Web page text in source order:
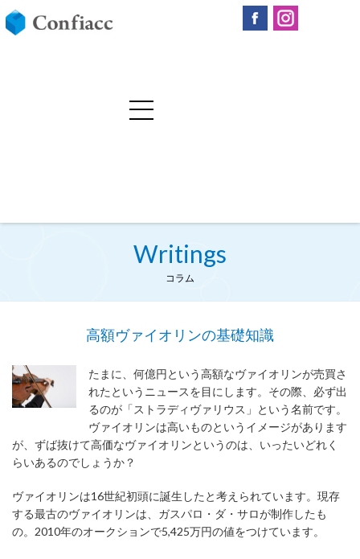
Writings
コラム
高額ヴァイオリンの基礎知識
たまに、何億円という高額なヴァイオリンが売買さ
れたというニュースを目にします。その際、必ず出
るのが「ストラディヴァリウス」という名前です。
ヴァイオリンは高いものというイメージがあります
が、ずば抜けて高価なヴァイオリンというのは、いったいどれく
らいあるのでしょうか？
ヴァイオリンは16世紀初頭に誕生したと考えられています。現存
する最古のヴァイオリンは、ガスパロ・ダ・サロが制作したも
の。2010年のオークションで5,425万円の値をつけています。